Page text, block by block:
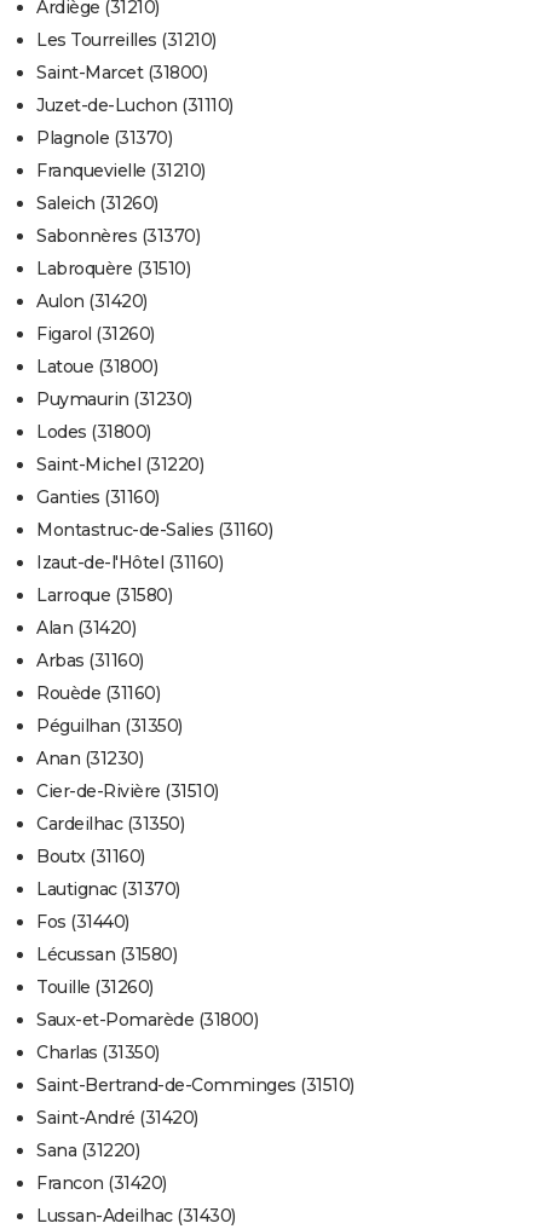
Ardiège (31210)
Les Tourreilles (31210)
Saint-Marcet (31800)
Juzet-de-Luchon (31110)
Plagnole (31370)
Franquevielle (31210)
Saleich (31260)
Sabonnères (31370)
Labroquère (31510)
Aulon (31420)
Figarol (31260)
Latoue (31800)
Puymaurin (31230)
Lodes (31800)
Saint-Michel (31220)
Ganties (31160)
Montastruc-de-Salies (31160)
Izaut-de-l'Hôtel (31160)
Larroque (31580)
Alan (31420)
Arbas (31160)
Rouède (31160)
Péguilhan (31350)
Anan (31230)
Cier-de-Rivière (31510)
Cardeilhac (31350)
Boutx (31160)
Lautignac (31370)
Fos (31440)
Lécussan (31580)
Touille (31260)
Saux-et-Pomarède (31800)
Charlas (31350)
Saint-Bertrand-de-Comminges (31510)
Saint-André (31420)
Sana (31220)
Francon (31420)
Lussan-Adeilhac (31430)